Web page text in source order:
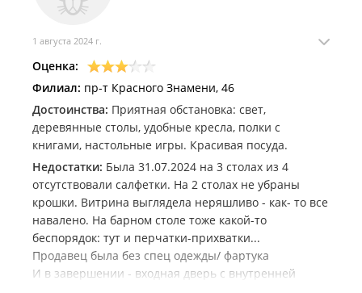
1 августа 2024 г.
Оценка:
Филиал: пр-т Красного Знамени, 46
Достоинства: Приятная обстановка: свет,
деревянные столы, удобные кресла, полки с
книгами, настольные игры. Красивая посуда.
Недостатки: Была 31.07.2024 на 3 столах из 4
отсутствовали салфетки. На 2 столах не убраны
крошки. Витрина выглядела неряшливо - как- то все
навалено. На барном столе тоже какой-то
беспорядок: тут и перчатки-прихватки...
Продавец была без спец одежды/ фартука
И в завершении - входная дверь с внутренней